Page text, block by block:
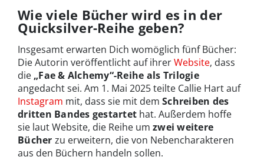
Wie viele Bücher wird es in der
Quicksilver-Reihe geben?
Insgesamt erwarten Dich womöglich fünf Bücher:
Die Autorin veröffentlicht auf ihrerWebsite, dass
die „Fae & Alchemy“-Reihe als Trilogie
angedacht sei. Am 1. Mai 2025 teilte Callie Hart auf
Instagram mit, dass sie mit dem Schreiben des
dritten Bandes gestartet hat. Außerdem hoffe
sie laut Website, die Reihe um zwei weitere
Bücher zu erweitern, die von Nebencharakteren
aus den Büchern handeln sollen.